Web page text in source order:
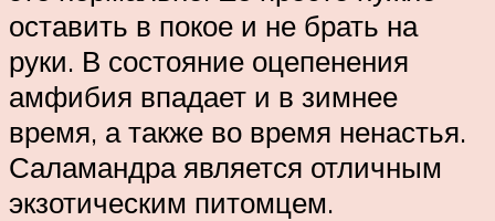
оставить в покое и не брать на
руки. В состояние оцепенения
амфибия впадает и в зимнее
время, а также во время ненастья.
Саламандра является отличным
экзотическим питомцем.